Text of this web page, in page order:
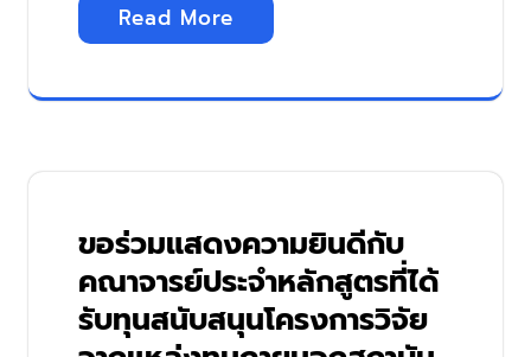
Read More
ขอร่วมแสดงความยินดีกับ
คณาจารย์ประจำหลักสูตรที่ได้
รับทุนสนับสนุนโครงการวิจัย